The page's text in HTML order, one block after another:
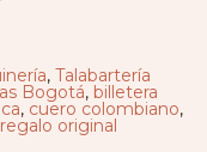
, Talabartería
Bogotá, billetera
, cuero colombiano,
regalo original